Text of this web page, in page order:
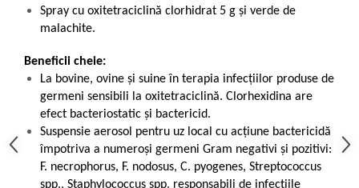
Spray cu oxitetraciclină clorhidrat 5 g şi verde de
malachite.
Beneficii cheie:
La bovine, ovine şi suine în terapia infecţiilor produse de
germeni sensibili la oxitetraciclină. Clorhexidina are
efect bacteriostatic și bactericid.
Suspensie aerosol pentru uz local cu acţiune bactericidă
împotriva a numeroşi germeni Gram negativi şi pozitivi:
F. necrophorus, F. nodosus, C. pyogenes, Streptococcus
spp., Staphylococcus spp. responsabili de infecţiile